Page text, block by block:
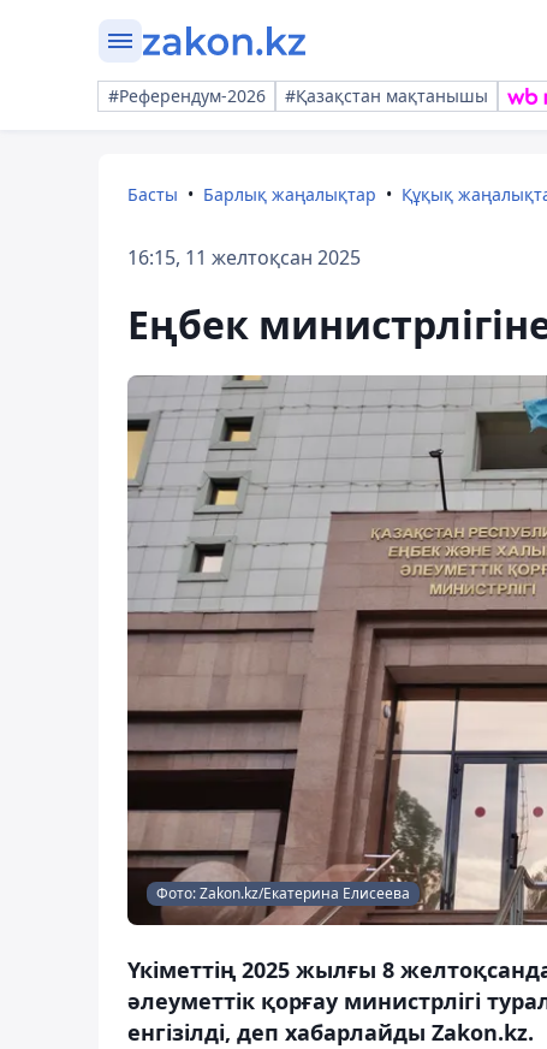
#Референдум-2026 #Қазақстан мақтанышы
Басты Барлық жаңалықтар Құқық
16:15, 11 желтоқсан 2025
Еңбек
Фото: Zakon.kz/Екатерина Елисеева
Үкіметтің 2025 жылғы 8
әлеуметтік қорғау министрлігі
енгізілді, деп хабарлайды Zakon.kz.